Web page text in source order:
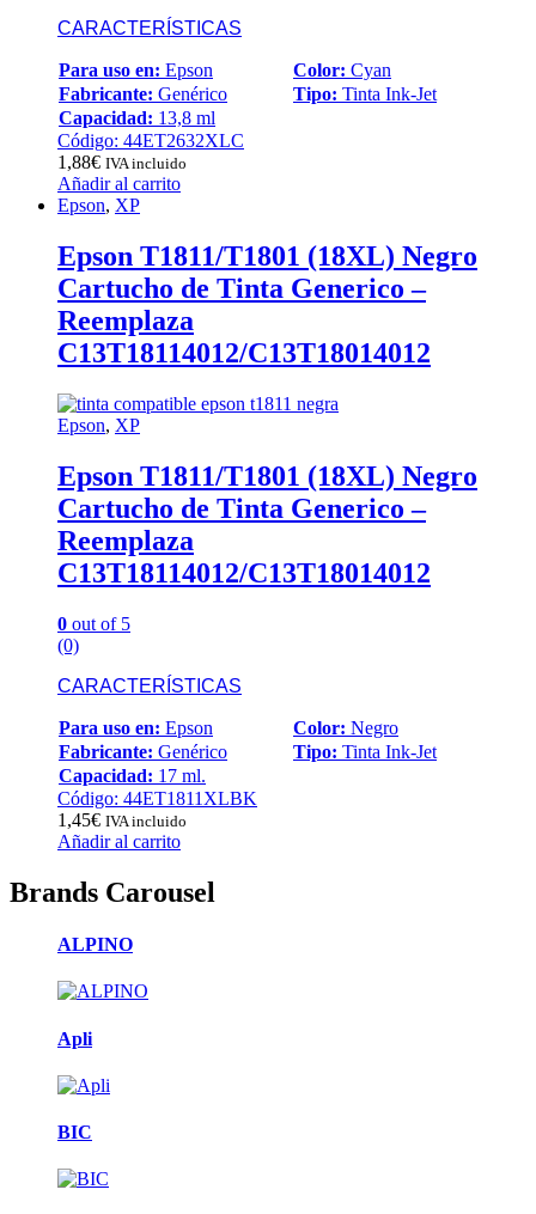
CARACTERÍSTICAS
Para uso en: Epson Color: Cyan
Fabricante: Genérico Tipo: Tinta Ink-Jet
Capacidad: 13,8 ml
Código: 44ET2632XLC
1,88€ IVA incluido
Añadir al carrito
Epson, XP
Epson T1811/T1801 (18XL) Negro
Cartucho de Tinta Generico –
Reemplaza
C13T18114012/C13T18014012
Epson, XP
Epson T1811/T1801 (18XL) Negro
Cartucho de Tinta Generico –
Reemplaza
C13T18114012/C13T18014012
0 out of 5
(0)
CARACTERÍSTICAS
Para uso en: Epson Color: Negro
Fabricante: Genérico Tipo: Tinta Ink-Jet
Capacidad: 17 ml.
Código: 44ET1811XLBK
1,45€ IVA incluido
Añadir al carrito
Brands Carousel
ALPINO
Apli
BIC